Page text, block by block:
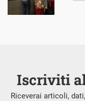
Iscriviti
Riceverai articoli,